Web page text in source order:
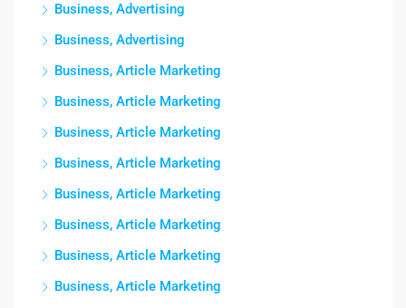
Business, Advertising
Business, Advertising
Business, Article Marketing
Business, Article Marketing
Business, Article Marketing
Business, Article Marketing
Business, Article Marketing
Business, Article Marketing
Business, Article Marketing
Business, Article Marketing